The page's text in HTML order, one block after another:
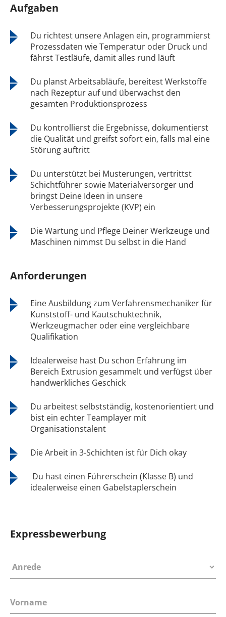
Aufgaben
Du richtest unsere Anlagen ein, programmierst
Prozessdaten wie Temperatur oder Druck und
fährst Testläufe, damit alles rund läuft
Du planst Arbeitsabläufe, bereitest Werkstoffe
nach Rezeptur auf und überwachst den
gesamten Produktionsprozess
Du kontrollierst die Ergebnisse, dokumentierst
die Qualität und greifst sofort ein, falls mal eine
Störung auftritt
Du unterstützt bei Musterungen, vertrittst
Schichtführer sowie Materialversorger und
bringst Deine Ideen in unsere
Verbesserungsprojekte (KVP) ein
Die Wartung und Pflege Deiner Werkzeuge und
Maschinen nimmst Du selbst in die Hand
Anforderungen
Eine Ausbildung zum Verfahrensmechaniker für
Kunststoff- und Kautschuktechnik,
Werkzeugmacher oder eine vergleichbare
Qualifikation
Idealerweise hast Du schon Erfahrung im
Bereich Extrusion gesammelt und verfügst über
handwerkliches Geschick
Du arbeitest selbstständig, kostenorientiert und
bist ein echter Teamplayer mit
Organisationstalent
Die Arbeit in 3-Schichten ist für Dich okay
Du hast einen Führerschein (Klasse B) und
idealerweise einen Gabelstaplerschein
Expressbewerbung